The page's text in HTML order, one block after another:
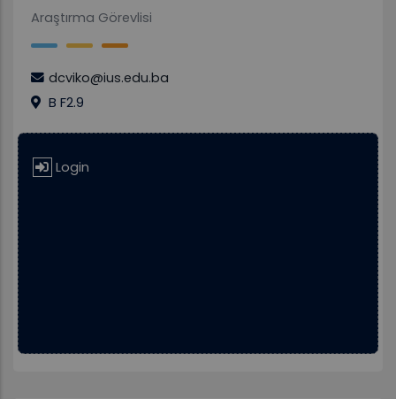
Araştırma Görevlisi
dcviko@ius.edu.ba
B F2.9
Login